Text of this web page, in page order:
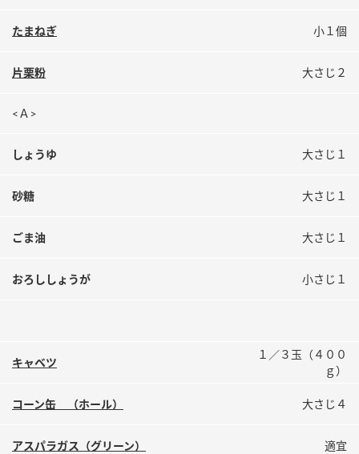
たまねぎ 小１個
片栗粉 大さじ２
<Ａ>
しょうゆ 大さじ１
砂糖 大さじ１
ごま油 大さじ１
おろししょうが 小さじ１
キャベツ
１／３玉（４００
ｇ）
コーン缶 （ホール） 大さじ４
アスパラガス（グリーン） 適宜